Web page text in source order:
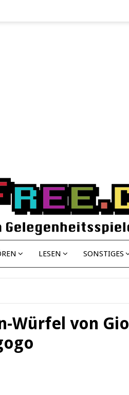
LESEN SONSTIGES
Würfel von Gio